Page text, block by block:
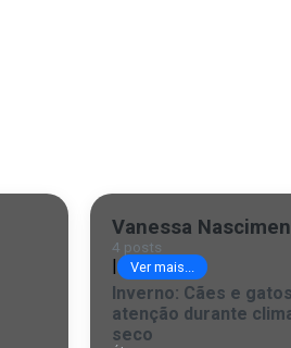
Vanessa
4 posts
| Ver mais...
Inverno: Cães e
atenção durante
seco